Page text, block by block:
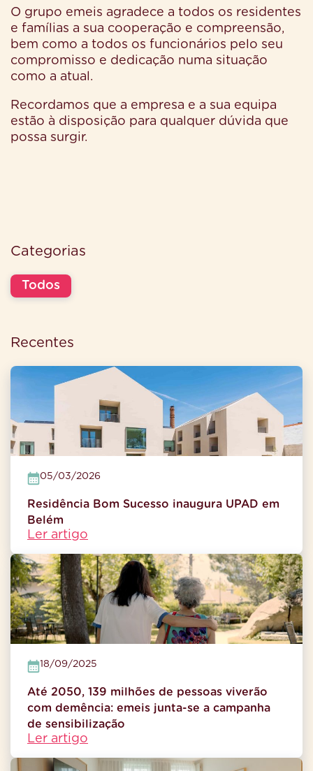
O grupo emeis agradece a todos os residentes
e famílias a sua cooperação e compreensão,
bem como a todos os funcionários pelo seu
compromisso e dedicação numa situação
como a atual.
Recordamos que a empresa e a sua equipa
estão à disposição para qualquer dúvida que
possa surgir.
Categorias
Todos
Recentes
05/03/2026
Residência Bom Sucesso inaugura UPAD em
Belém
Ler artigo
18/09/2025
Até 2050, 139 milhões de pessoas viverão
com demência: emeis junta-se a campanha
de sensibilização
Ler artigo